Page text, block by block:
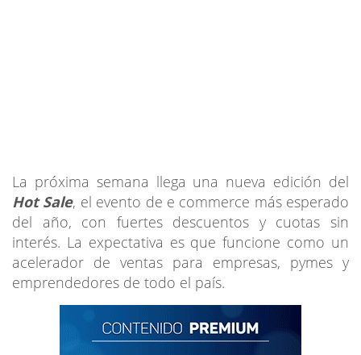
La próxima semana llega una nueva edición del
Hot Sale, el evento de e commerce más esperado
del año, con fuertes descuentos y cuotas sin
interés. La expectativa es que funcione como un
acelerador de ventas para empresas, pymes y
emprendedores de todo el país.